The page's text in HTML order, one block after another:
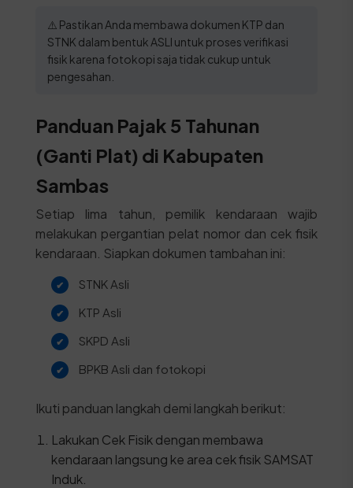
⚠️ Pastikan Anda membawa dokumen KTP dan
STNK dalam bentuk ASLI untuk proses verifikasi
fisik karena fotokopi saja tidak cukup untuk
pengesahan.
Panduan Pajak 5 Tahunan
(Ganti Plat) di Kabupaten
Sambas
Setiap lima tahun, pemilik kendaraan wajib
melakukan pergantian pelat nomor dan cek fisik
kendaraan. Siapkan dokumen tambahan ini:
STNK Asli
KTP Asli
SKPD Asli
BPKB Asli dan fotokopi
Ikuti panduan langkah demi langkah berikut:
Lakukan Cek Fisik dengan membawa
kendaraan langsung ke area cek fisik SAMSAT
Induk.